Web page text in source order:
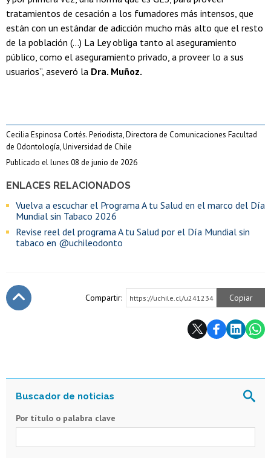
ENLACES RELACIONADOS
Vuelva a escuchar el Programa A tu Salud en el marco del Día
Mundial sin Tabaco 2026
Revise reel del programa A tu Salud por el Día Mundial sin
tabaco en @uchileodonto
tratamientos de cesación a los fumadores más intensos, que
están con un estándar de adicción mucho más alto que el resto
de la población (…) La Ley obliga tanto al aseguramiento
público, como el aseguramiento privado, a proveer lo a sus
usuarios”, aseveró la Dra. Muñoz.
Cecilia Espinosa Cortés. Periodista, Directora de Comunicaciones Facultad
de Odontología, Universidad de Chile
Publicado el lunes 08 de junio de 2026
Compartir: https://uchile.cl/u241234 Copiar
Por título o palabra clave